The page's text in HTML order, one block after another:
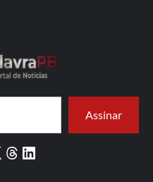
Assinar
Threads
LinkedIn